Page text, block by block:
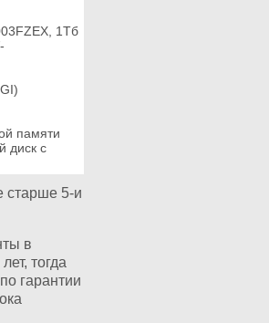
1Тб
памяти
диск с
старше 5-и
в
тогда
гарантии